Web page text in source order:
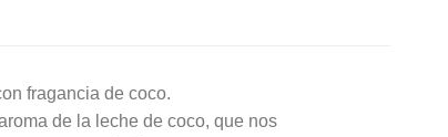
fragancia de coco.
de la leche de coco, que nos